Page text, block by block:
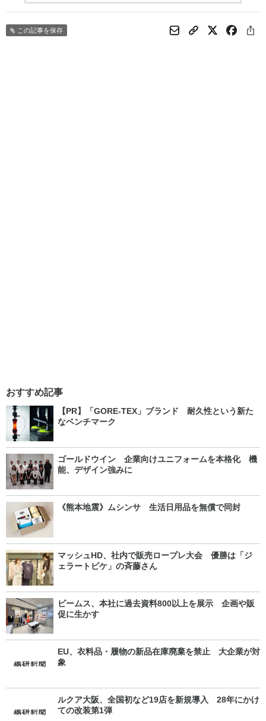
この記事を保存
おすすめ記事
【PR】「GORE-TEX」ブランド 耐久性という新た
なベンチマーク
ゴールドウイン 企業向けユニフォームを本格化 機
能、デザイン強みに
《熊本地震》ムシンサ 生活日用品を無償で同封
マッシュHD、社内で販売ロープレ大会 優勝は「ジ
ェラートピケ」の斉藤さん
ビームス、本社に過去資料800以上を展示 企画や販
促に生かす
EU、衣料品・履物の新品在庫廃棄を禁止 大企業が対
象
ルクア大阪、全国初など19店を新規導入 28年にかけ
ての改装第1弾